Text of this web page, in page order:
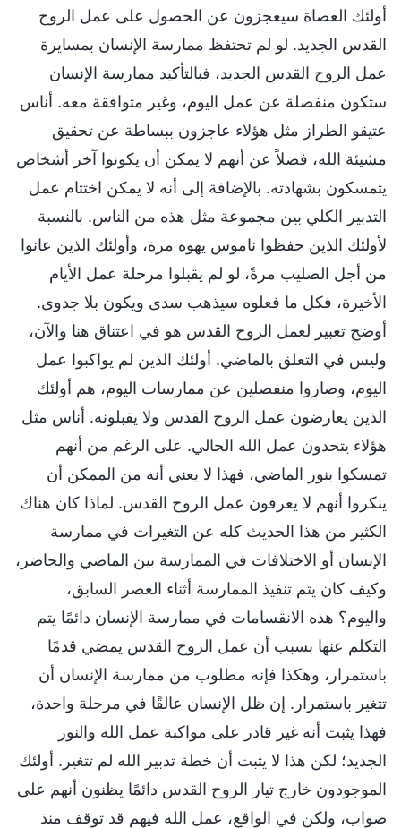
أولئك العصاة سيعجزون عن الحصول على عمل الروح
القدس الجديد. لو لم تحتفظ ممارسة الإنسان بمسايرة
عمل الروح القدس الجديد، فبالتأكيد ممارسة الإنسان
ستكون منفصلة عن عمل اليوم، وغير متوافقة معه. أناس
عتيقو الطراز مثل هؤلاء عاجزون ببساطة عن تحقيق
مشيئة الله، فضلاً عن أنهم لا يمكن أن يكونوا آخر أشخاص
يتمسكون بشهادته. بالإضافة إلى أنه لا يمكن اختتام عمل
التدبير الكلي بين مجموعة مثل هذه من الناس. بالنسبة
لأولئك الذين حفظوا ناموس يهوه مرة، وأولئك الذين عانوا
من أجل الصليب مرةً، لو لم يقبلوا مرحلة عمل الأيام
الأخيرة، فكل ما فعلوه سيذهب سدى ويكون بلا جدوى.
أوضح تعبير لعمل الروح القدس هو في اعتناق هنا والآن،
وليس في التعلق بالماضي. أولئك الذين لم يواكبوا عمل
اليوم، وصاروا منفصلين عن ممارسات اليوم، هم أولئك
الذين يعارضون عمل الروح القدس ولا يقبلونه. أناس مثل
هؤلاء يتحدون عمل الله الحالي. على الرغم من أنهم
تمسكوا بنور الماضي، فهذا لا يعني أنه من الممكن أن
ينكروا أنهم لا يعرفون عمل الروح القدس. لماذا كان هناك
الكثير من هذا الحديث كله عن التغيرات في ممارسة
الإنسان أو الاختلافات في الممارسة بين الماضي والحاضر،
وكيف كان يتم تنفيذ الممارسة أثناء العصر السابق،
واليوم؟ هذه الانقسامات في ممارسة الإنسان دائمًا يتم
التكلم عنها بسبب أن عمل الروح القدس يمضي قدمًا
باستمرار، وهكذا فإنه مطلوب من ممارسة الإنسان أن
تتغير باستمرار. إن ظل الإنسان عالقًا في مرحلة واحدة،
فهذا يثبت أنه غير قادر على مواكبة عمل الله والنور
الجديد؛ لكن هذا لا يثبت أن خطة تدبير الله لم تتغير. أولئك
الموجودون خارج تيار الروح القدس دائمًا يظنون أنهم على
صواب، ولكن في الواقع، عمل الله فيهم قد توقف منذ